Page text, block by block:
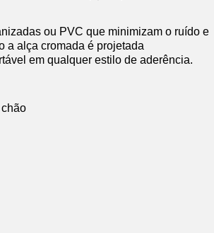
ou PVC que minimizam o ruído e
a alça cromada é projetada
em qualquer estilo de aderência.